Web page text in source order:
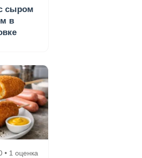
сыром
в
• 1 оценка